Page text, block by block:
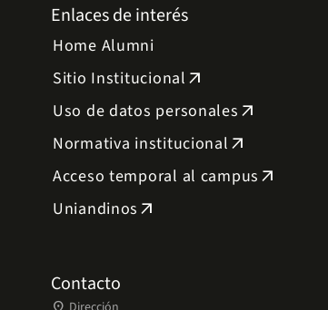
Enlaces de interés
Home Alumni
Sitio Institucional arrow_outward
Uso de datos personales arrow_outward
Normativa institucional arrow_outward
Acceso temporal al campus arrow_outward
Uniandinos arrow_outward
Contacto